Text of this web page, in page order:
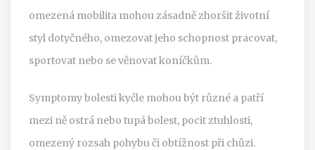
omezená mobilita mohou zásadně zhoršit životní
styl dotyčného, omezovat jeho schopnost pracovat,
sportovat nebo se věnovat koníčkům.
Symptomy bolesti kyčle mohou být různé a patří
mezi ně ostrá nebo tupá bolest, pocit ztuhlosti,
omezený rozsah pohybu či obtížnost při chůzi.